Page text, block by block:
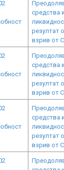
средства
резултат
взрив от
средства
резултат
взрив от
средства
резултат
взрив от